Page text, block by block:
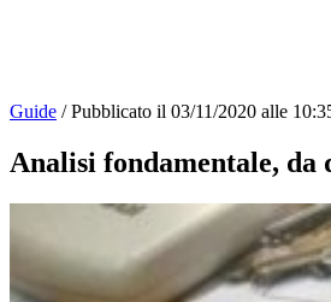
Guide / Pubblicato il 03/11/2020 alle
Analisi fondamentale, da